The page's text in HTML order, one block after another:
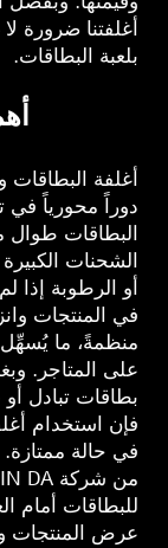
أغلفتنا ضرورة
بلعبة البطاقات.
أغلفة البطاقات و
دوراً محورياً في
البطاقات طوال
الشحنات
أو الرطوبة
في المنتجات
منظمةً، ما
على المتاجر.
بطاقات تبادل
فإن استخدام
في حالة ممتازة.
للبطاقات أمام
عرض المنتجات